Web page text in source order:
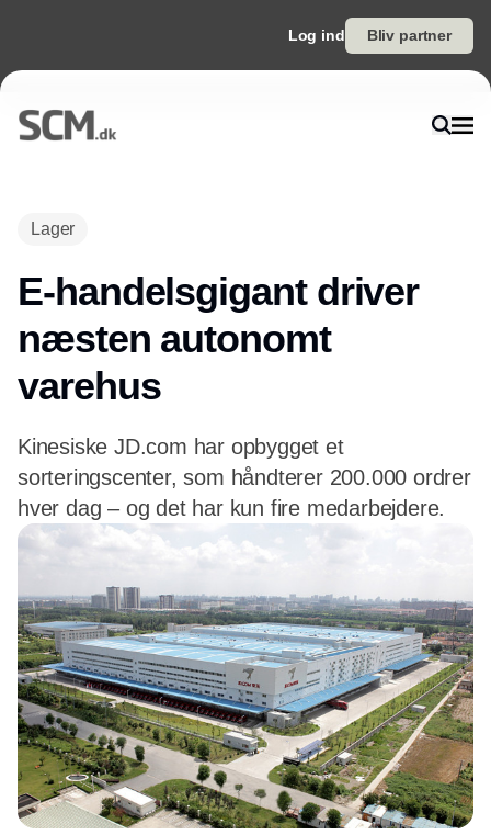
Log ind Bliv partner
Lager
E-handelsgigant driver
næsten autonomt
varehus
Kinesiske JD.com har opbygget et
sorteringscenter, som håndterer 200.000 ordrer
hver dag – og det har kun fire medarbejdere.